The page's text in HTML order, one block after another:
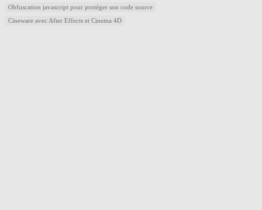
Obfuscation javascript pour protéger son code source
Cineware avec After Effects et Cinema 4D